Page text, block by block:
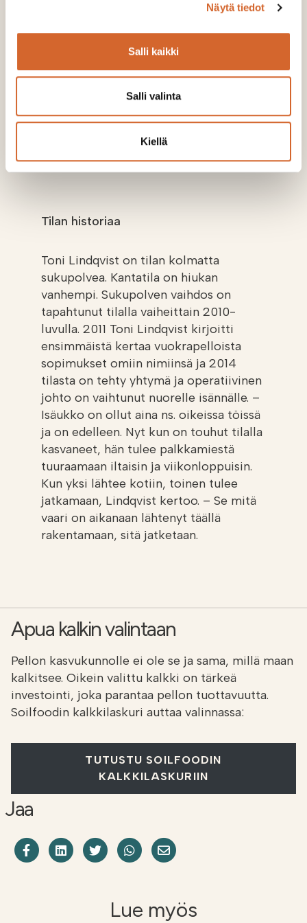
Näytä tiedot
Salli kaikki
Salli valinta
Kiellä
tai on muuten vaikeasti muokkautuvat maat, niin
sen puoleen mahdollisuutta ottaa kalkkia peltoon
muuta, Lindqvist kehottaa pohtimaan
Toni Lindqvist on käyttänyt
Tilan historiaa
Toni Lindqvist on tilan kolmatta
sukupolvea. Kantatila on hiukan
vanhempi. Sukupolven vaihdos on
tapahtunut tilalla vaiheittain 2010-
luvulla. 2011 Toni Lindqvist kirjoitti
ensimmäistä kertaa vuokrapelloista
sopimukset omiin nimiinsä ja 2014
tilasta on tehty yhtymä ja operatiivinen
johto on vaihtunut nuorelle isännälle. –
Isäukko on ollut aina ns. oikeissa töissä
ja on edelleen. Nyt kun on touhut tilalla
kasvaneet, hän tulee palkkamiestä
tuuraamaan iltaisin ja viikonloppuisin.
Kun yksi lähtee kotiin, toinen tulee
jatkamaan, Lindqvist kertoo. – Se mitä
vaari on aikanaan lähtenyt täällä
rakentamaan, sitä jatketaan.
Apua kalkin valintaan
Pellon kasvukunnolle ei ole se ja sama, millä maan
kalkitsee. Oikein valittu kalkki on tärkeä
investointi, joka parantaa pellon tuottavuutta.
Soilfoodin kalkkilaskuri auttaa valinnassa:
TUTUSTU SOILFOODIN
KALKKILASKURIIN
Jaa
Jaa Facebookissa
Share on LinkedIn
Jaa Twitterissä
Jaa WhatsAppissa
Lue myös